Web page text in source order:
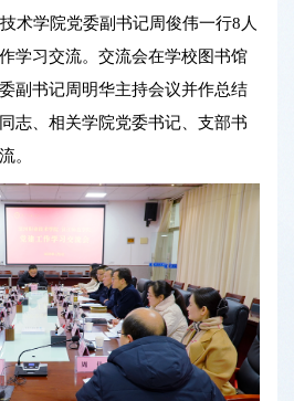
术学院党委副书记周俊伟一行8人
学习交流。交流会在学校图书馆
副书记周明华主持会议并作总结
志、相关学院党委书记、支部书
。